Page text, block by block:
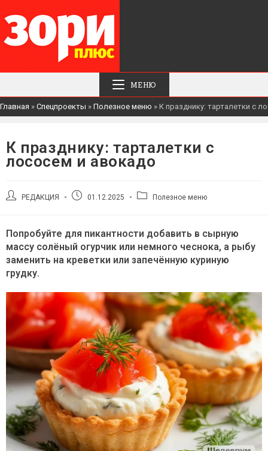
МЕНЮ
Главная » Спецпроекты » Полезное меню » К празднику: тарталетки с
К празднику: тарталетки с
лососем и авокадо
АвторРЕДАКЦИЯ
Запись01.12.2025
РубрикаПолезное меню
Попробуйте для пикантности добавить в сырную
массу солёный огурчик или немного чеснока, а рыбу
заменить на креветки или запечённую куриную
грудку.